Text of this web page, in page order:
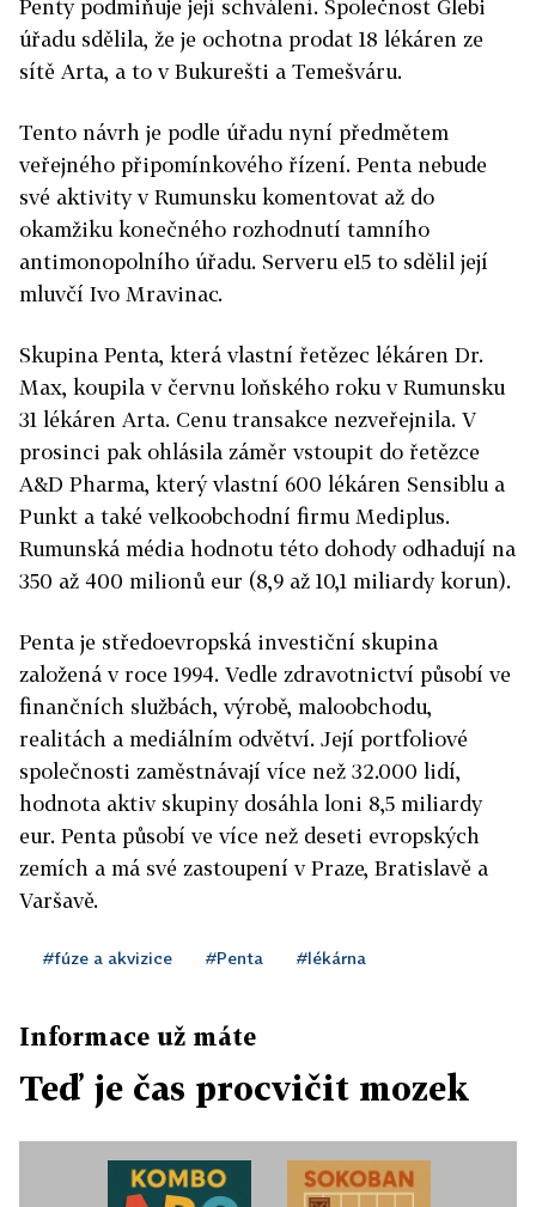
Penty podmiňuje její schválení. Společnost Glebi
úřadu sdělila, že je ochotna prodat 18 lékáren ze
sítě Arta, a to v Bukurešti a Temešváru.
Tento návrh je podle úřadu nyní předmětem
veřejného připomínkového řízení. Penta nebude
své aktivity v Rumunsku komentovat až do
okamžiku konečného rozhodnutí tamního
antimonopolního úřadu. Serveru e15 to sdělil její
mluvčí Ivo Mravinac.
Skupina Penta, která vlastní řetězec lékáren Dr.
Max, koupila v červnu loňského roku v Rumunsku
31 lékáren Arta. Cenu transakce nezveřejnila. V
prosinci pak ohlásila záměr vstoupit do řetězce
A&D Pharma, který vlastní 600 lékáren Sensiblu a
Punkt a také velkoobchodní firmu Mediplus.
Rumunská média hodnotu této dohody odhadují na
350 až 400 milionů eur (8,9 až 10,1 miliardy korun).
Penta je středoevropská investiční skupina
založená v roce 1994. Vedle zdravotnictví působí ve
finančních službách, výrobě, maloobchodu,
realitách a mediálním odvětví. Její portfoliové
společnosti zaměstnávají více než 32.000 lidí,
hodnota aktiv skupiny dosáhla loni 8,5 miliardy
eur. Penta působí ve více než deseti evropských
zemích a má své zastoupení v Praze, Bratislavě a
Varšavě.
#fúze a akvizice #Penta #lékárna
Informace už máte
Teď je čas procvičit mozek